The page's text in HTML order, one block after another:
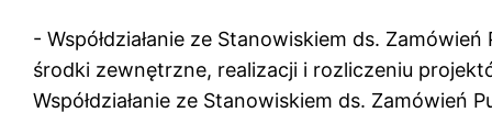
- Współdziałanie ze Stanowiskiem ds.
środki zewnętrzne, realizacji i rozliczeniu
Współdziałanie ze Stanowiskiem ds. Zamówień